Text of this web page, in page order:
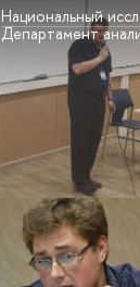
Национальный
Департамент